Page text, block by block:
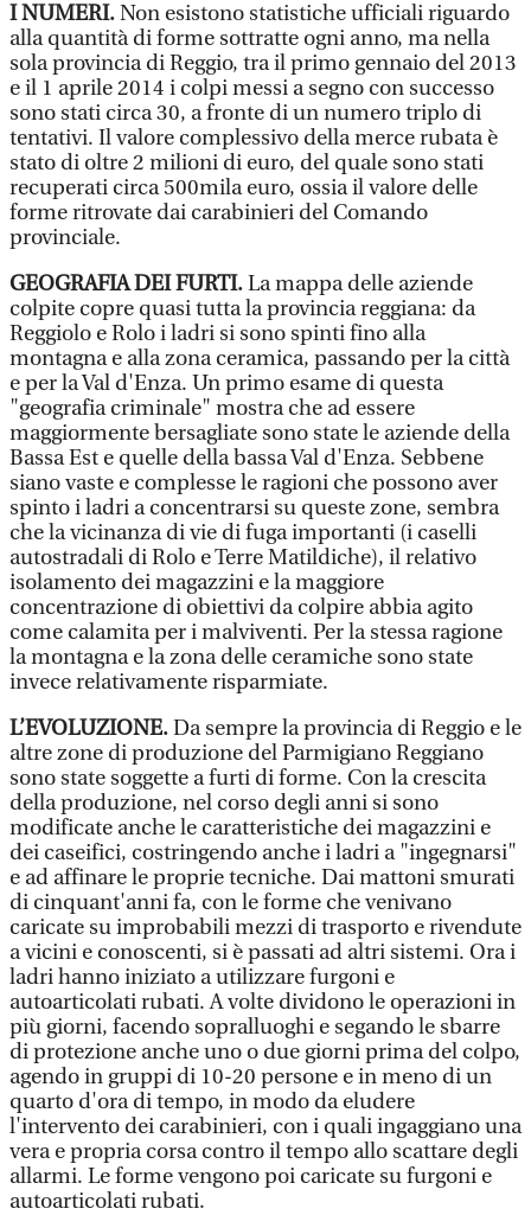
I NUMERI.Non esistono statistiche ufficiali riguardo
alla quantità di forme sottratte ogni anno, ma nella
sola provincia di Reggio, tra il primo gennaio del 2013
e il 1 aprile 2014 i colpi messi a segno con successo
sono stati circa 30, a fronte di un numero triplo di
tentativi. Il valore complessivo della merce rubata è
stato di oltre 2 milioni di euro, del quale sono stati
recuperati circa 500mila euro, ossia il valore delle
forme ritrovate dai carabinieri del Comando
provinciale.
GEOGRAFIA DEI FURTI.La mappa delle aziende
colpite copre quasi tutta la provincia reggiana: da
Reggiolo e Rolo i ladri si sono spinti fino alla
montagna e alla zona ceramica, passando per la città
e per la Val d'Enza. Un primo esame di questa
"geografia criminale" mostra che ad essere
maggiormente bersagliate sono state le aziende della
Bassa Est e quelle della bassa Val d'Enza. Sebbene
siano vaste e complesse le ragioni che possono aver
spinto i ladri a concentrarsi su queste zone, sembra
che la vicinanza di vie di fuga importanti (i caselli
autostradali di Rolo e Terre Matildiche), il relativo
isolamento dei magazzini e la maggiore
concentrazione di obiettivi da colpire abbia agito
come calamita per i malviventi. Per la stessa ragione
la montagna e la zona delle ceramiche sono state
invece relativamente risparmiate.
L’EVOLUZIONE.Da sempre la provincia di Reggio e le
altre zone di produzione del Parmigiano Reggiano
sono state soggette a furti di forme. Con la crescita
della produzione, nel corso degli anni si sono
modificate anche le caratteristiche dei magazzini e
dei caseifici, costringendo anche i ladri a "ingegnarsi"
e ad affinare le proprie tecniche. Dai mattoni smurati
di cinquant'anni fa, con le forme che venivano
caricate su improbabili mezzi di trasporto e rivendute
a vicini e conoscenti, si è passati ad altri sistemi. Ora i
ladri hanno iniziato a utilizzare furgoni e
autoarticolati rubati. A volte dividono le operazioni in
più giorni, facendo sopralluoghi e segando le sbarre
di protezione anche uno o due giorni prima del colpo,
agendo in gruppi di 10-20 persone e in meno di un
quarto d'ora di tempo, in modo da eludere
l'intervento dei carabinieri, con i quali ingaggiano una
vera e propria corsa contro il tempo allo scattare degli
allarmi. Le forme vengono poi caricate su furgoni e
autoarticolati rubati.